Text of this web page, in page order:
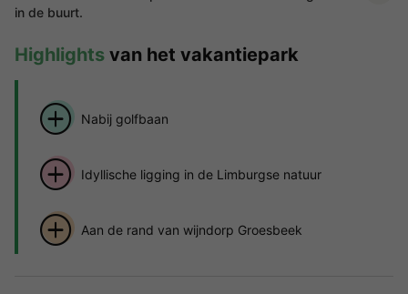
in de buurt.
Highlights van het vakantiepark
Nabij golfbaan
Idyllische ligging in de Limburgse natuur
Aan de rand van wijndorp Groesbeek